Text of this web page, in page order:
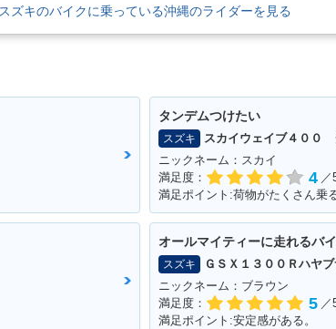
スズキのバイクに乗っている沖縄のライダーを見る
タンデムつけたい
スズキ
スカイウェイブ４００
ニックネーム：スカイ
満足度：
4 ／
満足ポイント:荷物がたくさん乗
オールマイティーに走れるバ
スズキ
ＧＳＸ１３００Ｒハヤ
ニックネーム：ブラウン
満足度：
5 ／
満足ポイント:安定感がある。